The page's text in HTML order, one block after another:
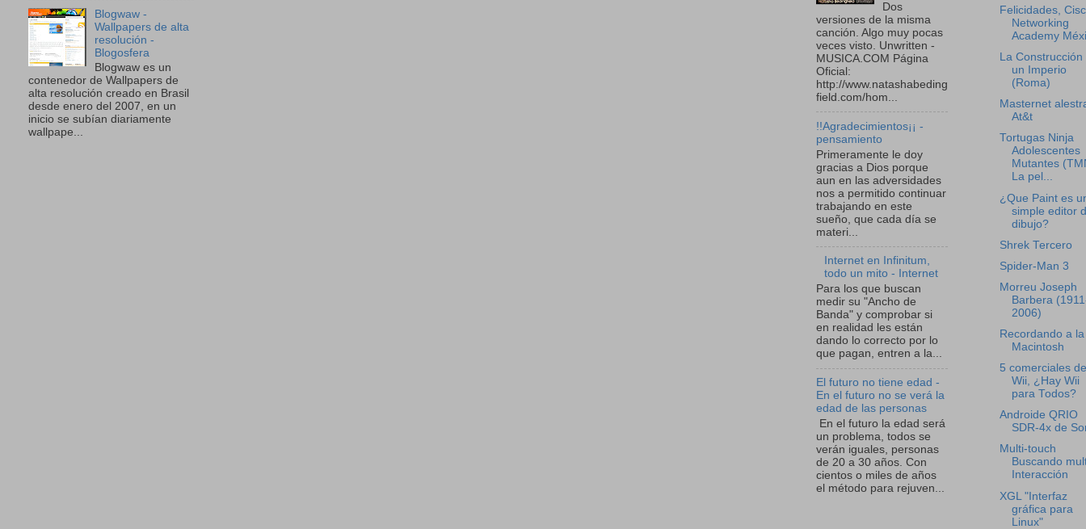
Blogwaw -
Wallpapers de alta
resolución -
Blogosfera
Blogwaw es un
contenedor de Wallpapers de
alta resolución creado en Brasil
desde enero del 2007, en un
inicio se subían diariamente
wallpape...
Dos
versiones de la misma
canción. Algo muy pocas
veces visto. Unwritten -
MUSICA.COM Página
Oficial:
http://www.natashabeding
field.com/hom...
!!Agradecimientos¡¡ -
pensamiento
Primeramente le doy
gracias a Dios porque
aun en las adversidades
nos a permitido continuar
trabajando en este
sueño, que cada día se
materi...
Internet en Infinitum,
todo un mito - Internet
Para los que buscan
medir su "Ancho de
Banda" y comprobar si
en realidad les están
dando lo correcto por lo
que pagan, entren a la...
El futuro no tiene edad -
En el futuro no se verá la
edad de las personas
En el futuro la edad será
un problema, todos se
verán iguales, personas
de 20 a 30 años. Con
cientos o miles de años
el método para rejuven...
Felicidades,
Networking
Academy
La Construcción
un Imperio
(Roma)
Masternet
At&t
Tortugas Ninja
Adolescentes
Mutantes
La pel...
¿Que Paint es
simple editor
dibujo?
Shrek Tercero
Spider-Man 3
Morreu Joseph
Barbera
2006)
Recordando a la
Macintosh
5 comerciales
Wii, ¿Hay Wii
para Todos?
Androide QRIO
SDR-4x de
Multi-touch
Buscando
Interacción
XGL "Interfaz
gráfica para
Linux"